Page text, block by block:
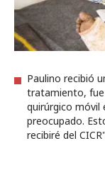
Paulino recibió
tratamiento,
quirúrgico móvil
preocupado.
recibiré del